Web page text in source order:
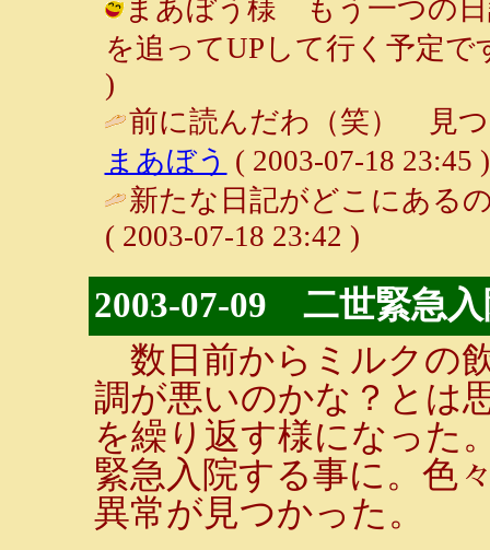
まあぼう様 もう一つの日
を追ってUPして行く予定で
)
前に読んだわ（笑） 見
まあぼう ( 2003-07-18 23:45 )
新たな日記がどこにある
( 2003-07-18 23:42 )
2003-07-09 二世緊急
数日前からミルクの
調が悪いのかな？とは
を繰り返す様になった
緊急入院する事に。色
異常が見つかった。